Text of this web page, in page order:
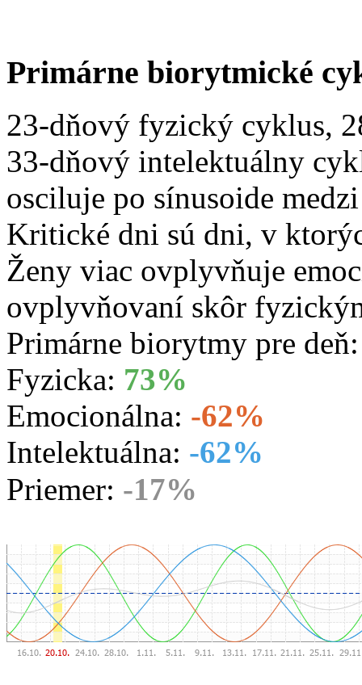
Primárne biorytmické
23-dňový fyzický cyklus,
33-dňový intelektuálny
osciluje po sínusoide
Kritické dni sú dni, v
Ženy viac ovplyvňuje
ovplyvňovaní skôr
Primárne biorytmy pre
Fyzicka: 73%
Emocionálna: -62%
Intelektuálna: -62%
Priemer: -17%